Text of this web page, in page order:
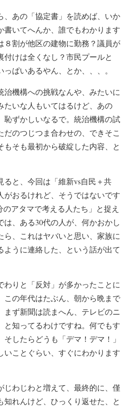
あの「協定書」を読めば、いか
書いてへんか、誰でもわかります
８割が他区の建物に勤務？議員が
付けは全くなし？市民プールと
ぱいあるやん、とか、、、。
機構への挑戦なんや、みたいに
たいな人もいてはるけど、あの
恥ずかしいなるで。統治機構の試
のつじつま合わせの、できそこ
もそも最初から破綻した内容、と
と、今回は「維新vs自民＋共
がおるけれど、そうではないです
アタマで考える人たち」と捉え
は、ある30代の人が、何かおかし
ら、これはヤバいと思い、家族に
ように連絡した、という話が出て
りと「反対」が多かったことに
この年代はたぶん、朝から晩まで
まず新聞は読まへん、テレビのニ
と知ってるわけですね。何でもす
したらどうも「デマ！デマ！」
いことぐらい、すぐにわかります
わじわと増えて、最終的に、僅
知れんけど、ひっくり返せた、と